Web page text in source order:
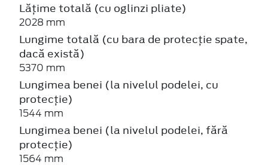
Lățime totală (cu oglinzi pliate)
2028 mm
Lungime totală (cu bara de protecție spate,
dacă există)
5370 mm
Lungimea benei (la nivelul podelei, cu
protecție)
1544 mm
Lungimea benei (la nivelul podelei, fără
protecție)
1564 mm